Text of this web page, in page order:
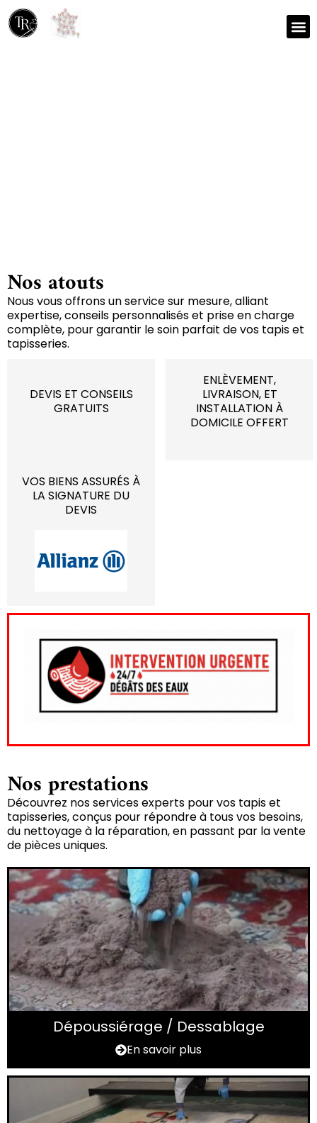
Nos atouts
Nous vous offrons un service sur mesure, alliant
expertise, conseils personnalisés et prise en charge
complète, pour garantir le soin parfait de vos tapis et
tapisseries.
DEVIS ET CONSEILS
GRATUITS
ENLÈVEMENT,
LIVRAISON, ET
INSTALLATION À
DOMICILE OFFERT
VOS BIENS ASSURÉS À
LA SIGNATURE DU
DEVIS
Nos prestations
Découvrez nos services experts pour vos tapis et
tapisseries, conçus pour répondre à tous vos besoins,
du nettoyage à la réparation, en passant par la vente
de pièces uniques.
Dépoussiérage / Dessablage
En savoir plus